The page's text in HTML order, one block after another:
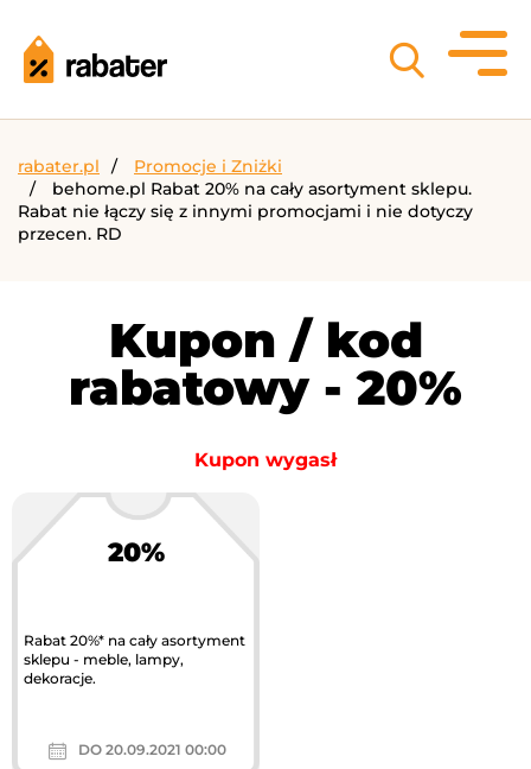
rabater.pl
Promocje i Zniżki
behome.pl Rabat 20% na cały asortyment sklepu.
Rabat nie łączy się z innymi promocjami i nie dotyczy
przecen. RD
Kupon / kod
rabatowy - 20%
Kupon wygasł
20%
Rabat 20%* na cały asortyment
sklepu - meble, lampy,
dekoracje.
DO 20.09.2021 00:00
rabatowa w Polsce